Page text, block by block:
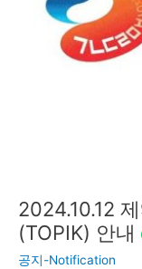
2024.10.12
(TOPIK) 안내
공지-Notification